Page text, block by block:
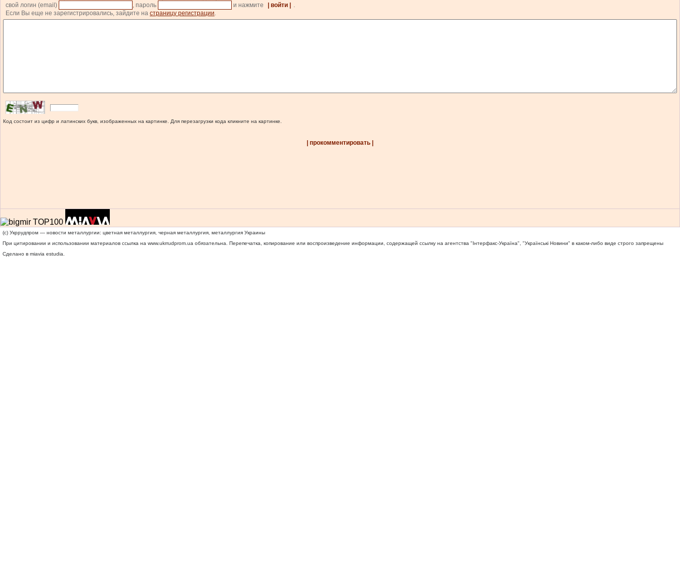
свой логин (email)
, пароль и нажмите | войти |
.
Если Вы еще не зарегистрировались, зайдите на страницу регистрации.
Код состоит из цифр и латинских букв, изображенных на картинке. Для перезагрузки кода кликните на картинке.
| прокомментировать |
(c) Укррудпром — новости металлургии: цветная металлургия, черная металлургия, металлургия Украины
При цитировании и использовании материалов ссылка на www.ukrrudprom.ua обязательна. Перепечатка, копирование или воспроизведение информации, содержащей ссылку на агентства "Iнтерфакс-Україна", "Українськi Новини" в каком-либо виде строго запрещены
Сделано в miavia estudia.